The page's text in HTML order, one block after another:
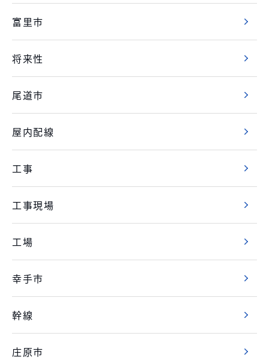
富里市
将来性
尾道市
屋内配線
工事
工事現場
工場
幸手市
幹線
庄原市